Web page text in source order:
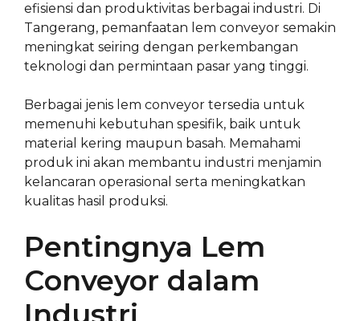
efisiensi dan produktivitas berbagai industri. Di
Tangerang, pemanfaatan lem conveyor semakin
meningkat seiring dengan perkembangan
teknologi dan permintaan pasar yang tinggi.
Berbagai jenis lem conveyor tersedia untuk
memenuhi kebutuhan spesifik, baik untuk
material kering maupun basah. Memahami
produk ini akan membantu industri menjamin
kelancaran operasional serta meningkatkan
kualitas hasil produksi.
Pentingnya Lem
Conveyor dalam